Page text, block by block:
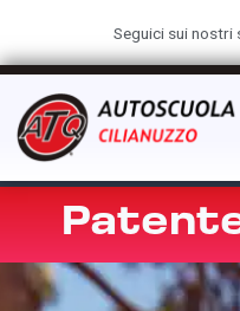
Seguici sui nostri
Patente